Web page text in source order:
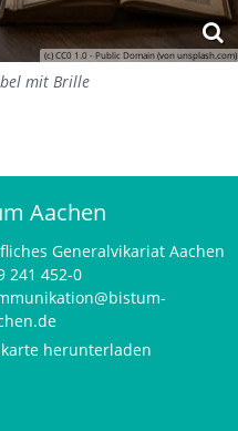
(c) CC0 1.0 - Public Domain (von unsplash.com)
mit Brille
Aachen
Generalvikariat Aachen
241 452-0
herunterladen